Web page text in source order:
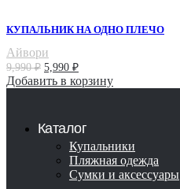
КУПАЛЬНИК НА ОДНО ПЛЕЧО
Айвори
9,990₽ Первоначальная
цена
составляла
5,990 ₽Текущая
цена:
5,990 ₽.
Добавить в корзину
Каталог
Купальники
Пляжная одежда
Сумки и аксессуары